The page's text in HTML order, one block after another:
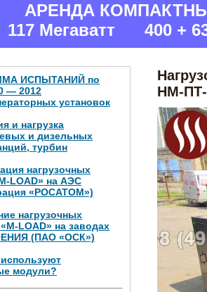
АРЕНДА
117 Мегаватт 400 +
ИСПЫТАНИЙ по
— 2012
установок
и нагрузка
и дизельных
турбин
нагрузочных
LOAD» на АЭС
«РОСАТОМ»)
нагрузочных
LOAD» на заводах
(ПАО «ОСК»)
модули?
НМ-ПТ-